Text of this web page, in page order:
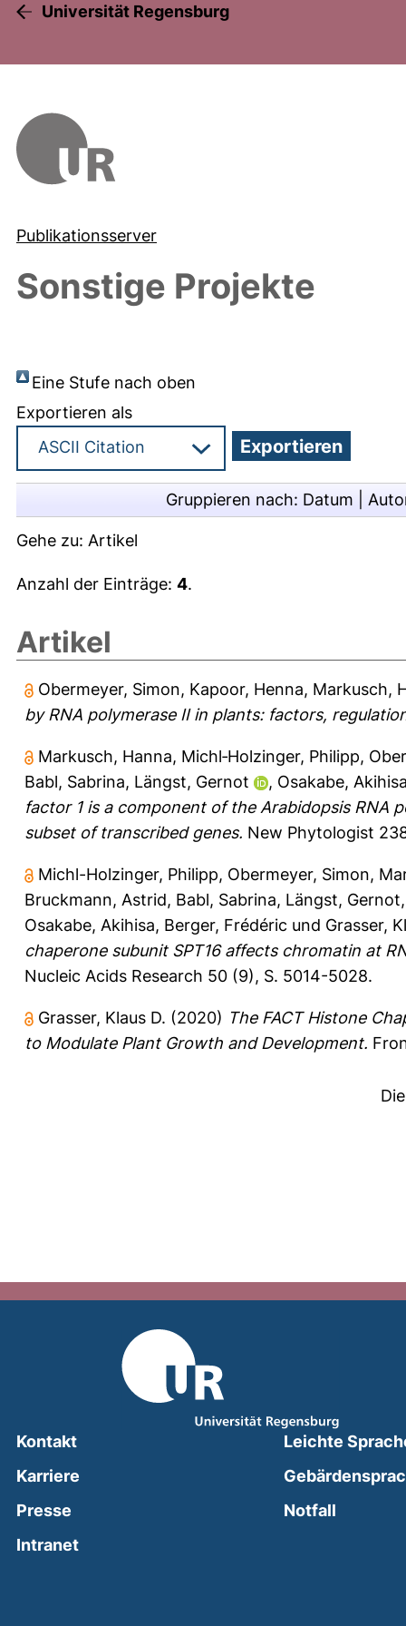
Universität Regensburg
Publikationsserver
Sonstige Projekte
Eine Stufe nach oben
Exportieren als
Gruppieren nach: Datum
Gehe zu: Artikel
Anzahl der Einträge: 4.
Artikel
Obermeyer, Simon, Kapoor, Henna, Markusch,
by RNA polymerase II in plants: factors,
Markusch, Hanna, Michl‐Holzinger, Philipp,
Babl, Sabrina, Längst, Gernot , Osakabe,
factor 1 is a component of the Arabidopsis RNA
subset of transcribed genes. New Phytologist
Michl-Holzinger, Philipp, Obermeyer, Simon,
Bruckmann, Astrid, Babl, Sabrina, Längst, Gernot
Osakabe, Akihisa, Berger, Frédéric und Grasser,
chaperone subunit SPT16 affects chromatin at
Nucleic Acids Research 50 (9), S. 5014-5028.
Grasser, Klaus D. (2020) The FACT Histone
to Modulate Plant Growth and Development.
Kontakt
Karriere
Presse
Intranet(external link, opens in a new window)
Leichte
Notfall